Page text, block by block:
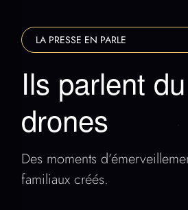
LA PRESSE EN PARLE
Ils parlent
drones
Des moments
familiaux créés.